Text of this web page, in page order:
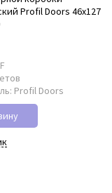
Profil Doors 46x127
Profil Doors